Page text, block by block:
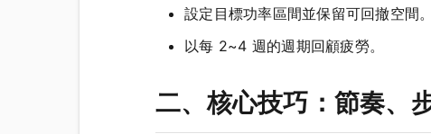
設定目標功率區間並保留可回撤空間。
以每 2~4 週的週期回顧疲勞。
二、核心技巧：節奏、